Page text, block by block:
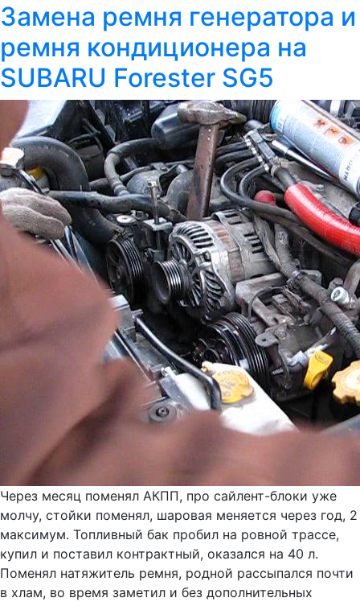
Замена ремня генератора и
ремня кондиционера на
SUBARU Forester SG5
Через месяц поменял АКПП, про сайлент-блоки уже
молчу, стойки поменял, шаровая меняется через год, 2
максимум. Топливный бак пробил на ровной трассе,
купил и поставил контрактный, оказался на 40 л.
Поменял натяжитель ремня, родной рассыпался почти
в хлам, во время заметил и без дополнительных